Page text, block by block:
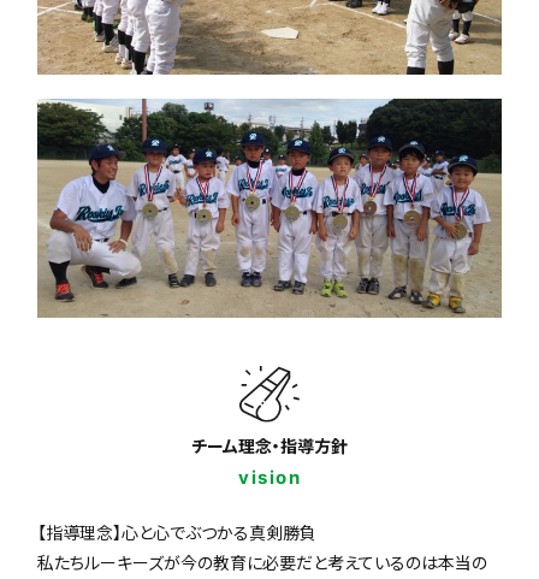
チーム理念・指導方針
vision
【指導理念】心と心でぶつかる真剣勝負
私たちルーキーズが今の教育に必要だと考えているのは本当の